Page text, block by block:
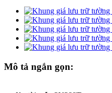
Mô tả ngắn gọn: